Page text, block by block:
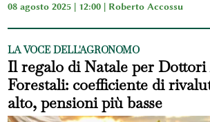
08 agosto 2025 | 12:00 | Roberto Accossu
LA VOCE DELL'AGRONOMO
Il regalo di Natale per
Forestali: coefficiente di
alto, pensioni più basse